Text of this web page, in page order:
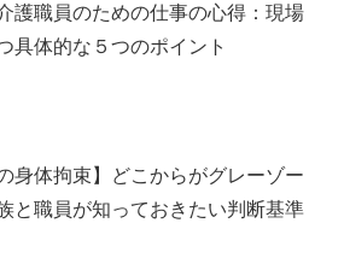
護職員のための仕事の心得：現場
具体的な５つのポイント
身体拘束】どこからがグレーゾー
と職員が知っておきたい判断基準